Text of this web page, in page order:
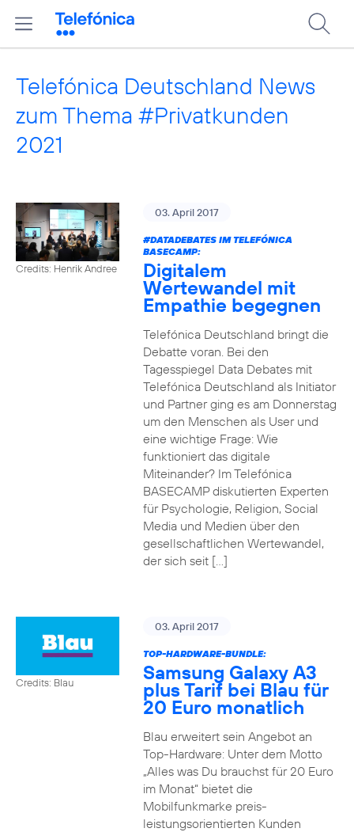
Telefónica Deutschland News
zum Thema #Privatkunden
2021
Credits: Henrik Andree
03. April 2017
#DATADEBATESIM TELEFÓNICA
BASECAMP:
Digitalem
Wertewandel mit
Empathie begegnen
Telefónica Deutschland bringt die
Debatte voran. Bei den
Tagesspiegel Data Debates mit
Telefónica Deutschland als Initiator
und Partner ging es am Donnerstag
um den Menschen als User und
eine wichtige Frage: Wie
funktioniert das digitale
Miteinander? Im Telefónica
BASECAMP diskutierten Experten
für Psychologie, Religion, Social
Media und Medien über den
gesellschaftlichen Wertewandel,
der sich seit […]
Credits: Blau
03. April 2017
TOP-HARDWARE-BUNDLE:
Samsung Galaxy A3
plus Tarif bei Blau für
20 Euro monatlich
Blau erweitert sein Angebot an
Top-Hardware: Unter dem Motto
„Alles was Du brauchst für 20 Euro
im Monat“ bietet die
Mobilfunkmarke preis-
leistungsorientierten Kunden